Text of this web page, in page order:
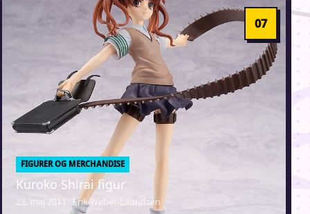
FIGURER OG MERCHANDISE
Kuroko Shirai figur
23. maj 2011 · Erik Weber-Lauridsen